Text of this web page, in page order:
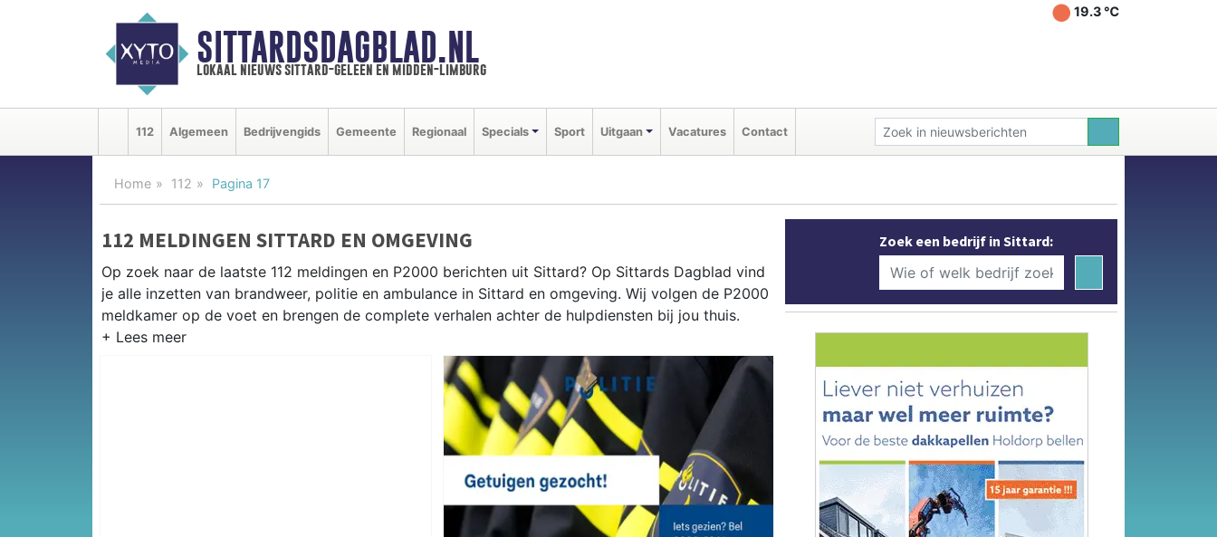
SITTARDSDAGBLAD.NL
lokaal nieuws sittard-geleen en midden-limburg
19.3 ℃
112 Algemeen Bedrijvengids Gemeente Regionaal Specials Sport Uitgaan Vacatures Contact
Home 112 Pagina 17
112 MELDINGEN SITTARD EN OMGEVING
Op zoek naar de laatste 112 meldingen en P2000 berichten uit Sittard? Op Sittards Dagblad vind
je alle inzetten van brandweer, politie en ambulance in Sittard en omgeving. Wij volgen de P2000
meldkamer op de voet en brengen de complete verhalen achter de hulpdiensten bij jou thuis.
Van incidenten op de A2 en de N294 tot meldingen in Sittard centrum, Geleen, Stein en rondom
de Chemelot-industrie — onze redactie brengt het 112-nieuws.
Zoek een bedrijf in Sittard: